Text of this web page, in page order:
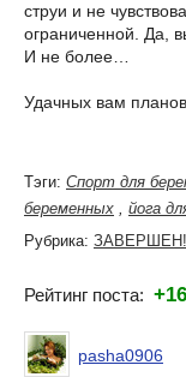
струи и не
ограниченной. Да,
И не более…
Удачных вам
Тэги: Спорт для
беременных , йога
Рубрика: ЗАВЕРШЕН!
Рейтинг поста: +16
pasha0906